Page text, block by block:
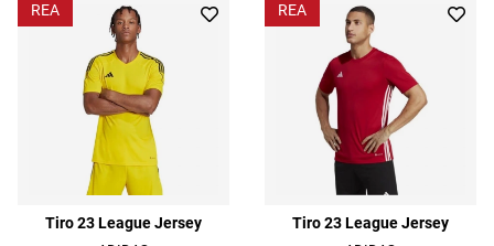
REA
Tiro 23 League Jersey
REA
Tiro 23 League Jersey